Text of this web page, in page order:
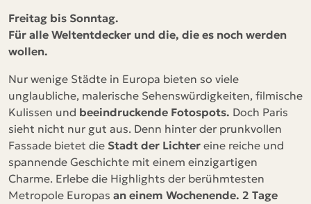
Freitag bis Sonntag.
Für alle Weltentdecker und die, die es noch werden
wollen.
Nur wenige Städte in Europa bieten so viele
unglaubliche, malerische Sehenswürdigkeiten, filmische
Kulissen und beeindruckende Fotospots. Doch Paris
sieht nicht nur gut aus. Denn hinter der prunkvollen
Fassade bietet die Stadt der Lichter eine reiche und
spannende Geschichte mit einem einzigartigen
Charme. Erlebe die Highlights der berühmtesten
Metropole Europas an einem Wochenende. 2 Tage